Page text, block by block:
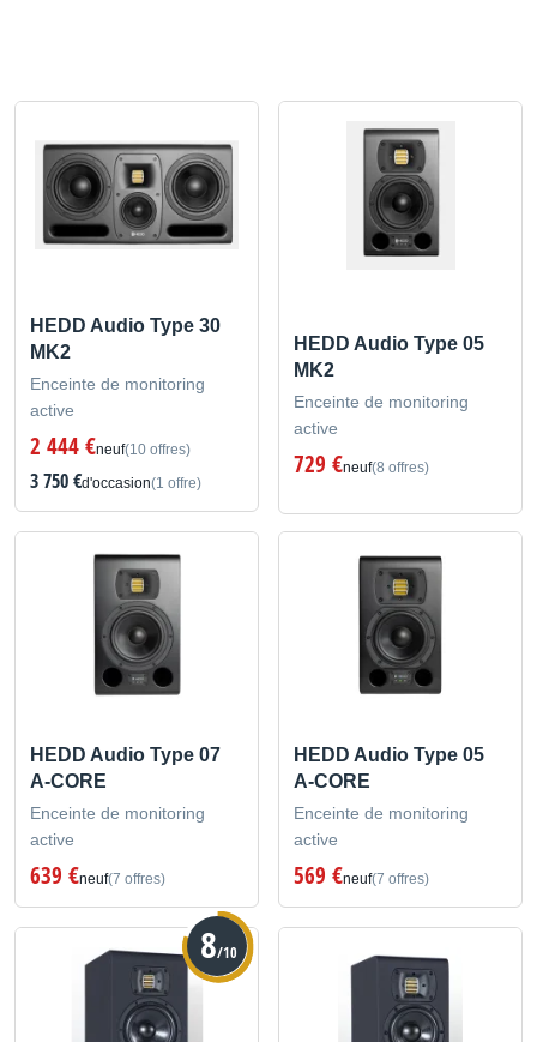
HEDD Audio Type 30
MK2
Enceinte de monitoring
active
2 444 €neuf(10 offres)
3 750 €d'occasion(1 offre)
HEDD Audio Type 05
MK2
Enceinte de monitoring
active
729 €neuf(8 offres)
HEDD Audio Type 07
A-CORE
Enceinte de monitoring
active
639 €neuf(7 offres)
HEDD Audio Type 05
A-CORE
Enceinte de monitoring
active
569 €neuf(7 offres)
8/10